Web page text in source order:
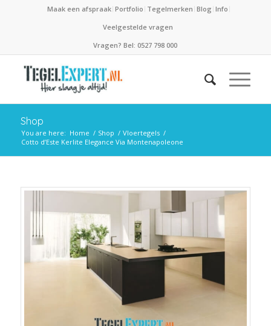
Maak een afspraak Portfolio Tegelmerken Blog Info
Veelgestelde vragen
Vragen? Bel: 0527 798 000
Shop
You are here: Home / Shop / Vloertegels /
Cotto d’Este Kerlite Elegance Via Montenapoleone